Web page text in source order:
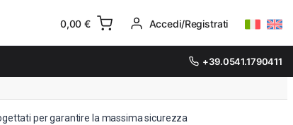
0,00€ Accedi/Registrati
+39.0541.1790411
per garantire la massima sicurezza